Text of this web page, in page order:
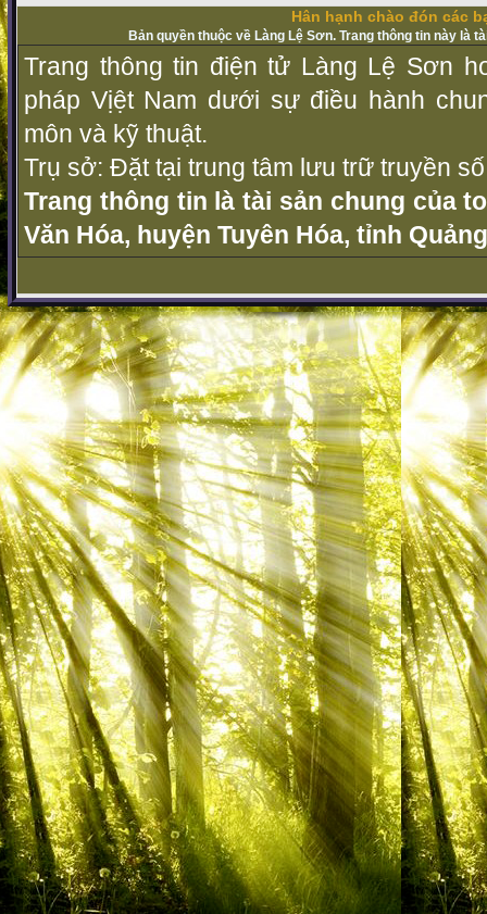
Hân hạnh chào đón các
Bản quyền thuộc về Làng Lệ Sơn. Trang thông tin này là
Trang thông tin điện tử Làng Lệ Sơn
pháp Vịệt Nam dưới sự điều hành
môn và kỹ thuật.
Trụ sở: Đặt tại trung tâm lưu trữ truyền
Trang thông tin là tài sản chung của
Văn Hóa, huyện Tuyên Hóa, tỉnh